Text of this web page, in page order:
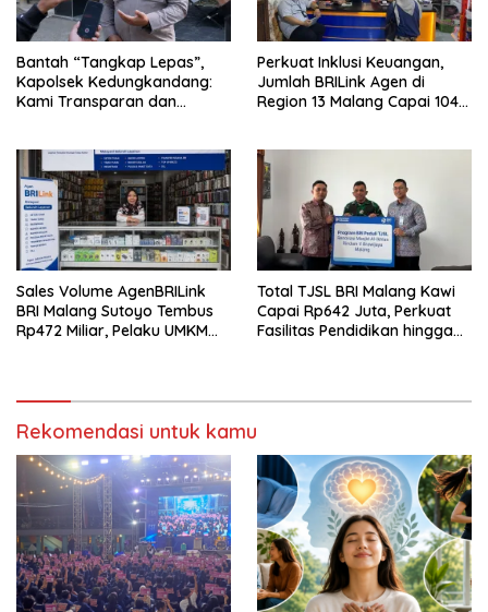
Bantah “Tangkap Lepas”,
Kapolsek Kedungkandang:
Kami Transparan dan
Perkuat Inklusi Keuangan,
Jumlah BRILink Agen di
Region 13 Malang Capai 104
Sales Volume AgenBRILink
BRI Malang Sutoyo Tembus
Rp472 Miliar, Pelaku UMKM
Total TJSL BRI Malang Kawi
Capai Rp642 Juta, Perkuat
Fasilitas Pendidikan hingga
Rekomendasi untuk kamu